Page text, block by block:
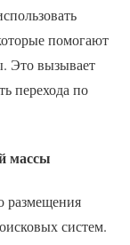
помогают
Это вызывает
перехода по
массы
размещения
систем.